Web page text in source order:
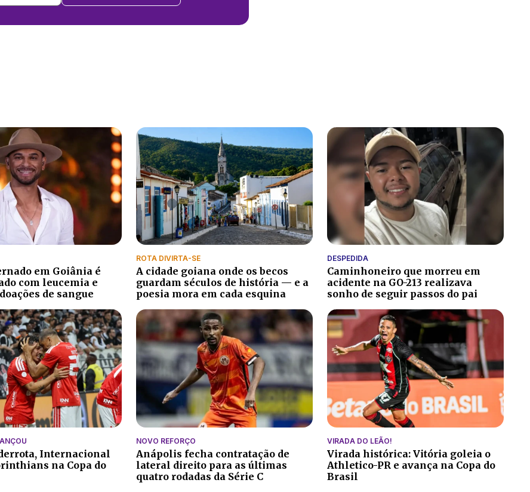
em Goiânia é
com leucemia e
de sangue
ROTA DIVIRTA-SE
A cidade goiana onde os becos
guardam séculos de história — e a
poesia mora em cada esquina
DESPEDIDA
Caminhoneiro que morreu em
acidente na GO-213 realizava
sonho de seguir passos do pai
Internacional
na Copa do
NOVO REFORÇO
Anápolis fecha contratação de
lateral direito para as últimas
quatro rodadas da Série C
VIRADA DO LEÃO!
Virada histórica: Vitória goleia o
Athletico-PR e avança na Copa do
Brasil